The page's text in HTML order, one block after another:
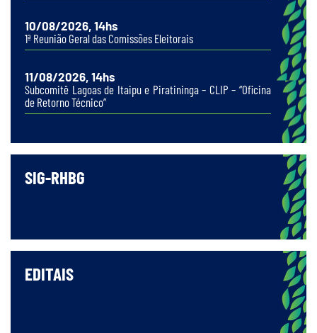
10/08/2026, 14hs
1ª Reunião Geral das Comissões Eleitorais
11/08/2026, 14hs
Subcomitê Lagoas de Itaipu e Piratininga – CLIP – “Oficina
de Retorno Técnico”
SIG-RHBG
EDITAIS